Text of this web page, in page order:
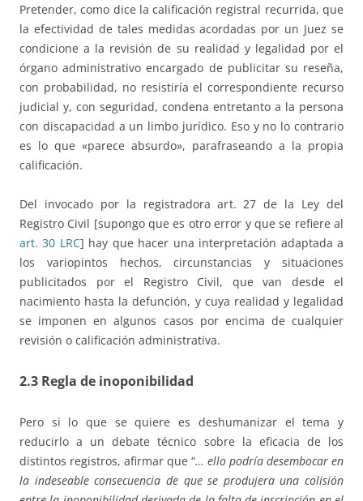
Pretender, como dice la calificación registral recurrida, que
la efectividad de tales medidas acordadas por un Juez se
condicione a la revisión de su realidad y legalidad por el
órgano administrativo encargado de publicitar su reseña,
con probabilidad, no resistiría el correspondiente recurso
judicial y, con seguridad, condena entretanto a la persona
con discapacidad a un limbo jurídico. Eso y no lo contrario
es lo que «parece absurdo», parafraseando a la propia
calificación.
Del invocado por la registradora art. 27 de la Ley del
Registro Civil [supongo que es otro error y que se refiere al
art. 30 LRC] hay que hacer una interpretación adaptada a
los variopintos hechos, circunstancias y situaciones
publicitados por el Registro Civil, que van desde el
nacimiento hasta la defunción, y cuya realidad y legalidad
se imponen en algunos casos por encima de cualquier
revisión o calificación administrativa.
2.3 Regla de inoponibilidad
Pero si lo que se quiere es deshumanizar el tema y
reducirlo a un debate técnico sobre la eficacia de los
distintos registros, afirmar que “… ello podría desembocar en
la indeseable consecuencia de que se produjera una colisión